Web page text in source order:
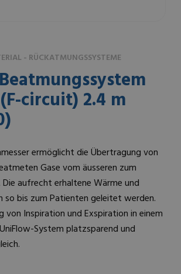
- RÜCKATMUNGSSYSTEME
circuit) 2.4 m
ermöglicht die Übertragung von
Gase vom äusseren zum
Die aufrecht erhaltene Wärme und
so bis zum Patienten geleitet werden.
von Inspiration und Exspiration in einem
System platzsparend und